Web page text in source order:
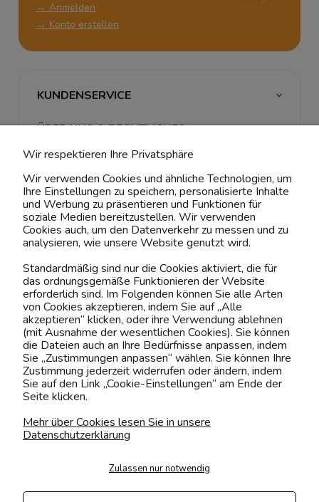
→ Anmelden
→ Konto erstellen
Kontaktiere uns!
0151 12200811
shop@yourhouse24.eu
Mo. - Fr. 07:00-15:00
KUNDENSERVICE
ÜBER UNS & RECHTLICHES
MEIN ACCOUNT
BELIEBTE KATEGORIEN
Transportarten
Wir respektieren Ihre Privatsphäre
Wir verwenden Cookies und ähnliche Technologien, um
Ihre Einstellungen zu speichern, personalisierte Inhalte
und Werbung zu präsentieren und Funktionen für
soziale Medien bereitzustellen. Wir verwenden
Cookies auch, um den Datenverkehr zu messen und zu
analysieren, wie unsere Website genutzt wird.
Standardmäßig sind nur die Cookies aktiviert, die für
das ordnungsgemäße Funktionieren der Website
erforderlich sind. Im Folgenden können Sie alle Arten
von Cookies akzeptieren, indem Sie auf „Alle
akzeptieren“ klicken, oder ihre Verwendung ablehnen
(mit Ausnahme der wesentlichen Cookies). Sie können
die Dateien auch an Ihre Bedürfnisse anpassen, indem
Sie „Zustimmungen anpassen“ wählen. Sie können Ihre
Zustimmung jederzeit widerrufen oder ändern, indem
Sie auf den Link „Cookie-Einstellungen“ am Ende der
Seite klicken.
Mehr über Cookies lesen Sie in unsere
Datenschutzerklärung
Zulassen nur notwendig